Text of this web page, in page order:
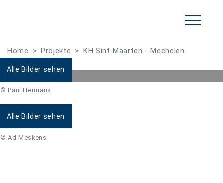
Home Projekte KH Sint-Maarten - Mechelen
Alle Bilder sehen
© Paul Hermans
Alle Bilder sehen
© Ad Meskens